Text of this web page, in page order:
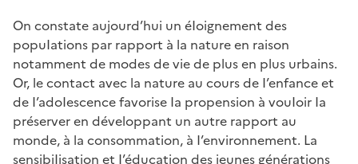
On constate aujourd’hui un éIoignement des
popuIations par rapport à la nature en raison
notamment de modes de vie de plus en plus urbains.
Or, le contact avec la nature au cours de I’enfance et
de I’adoIescence favorise Ia propension à vouIoir Ia
préserver en développant un autre rapport au
monde, à la consommation, à I’environnement. La
sensibiIisation et I’éducation des jeunes générations